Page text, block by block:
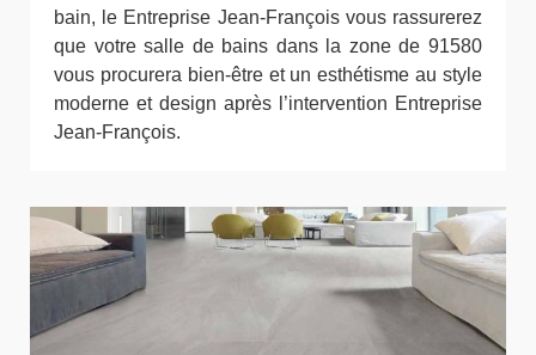
bain, le Entreprise Jean-François vous rassurerez
que votre salle de bains dans la zone de 91580
vous procurera bien-être et un esthétisme au style
moderne et design après l’intervention Entreprise
Jean-François.